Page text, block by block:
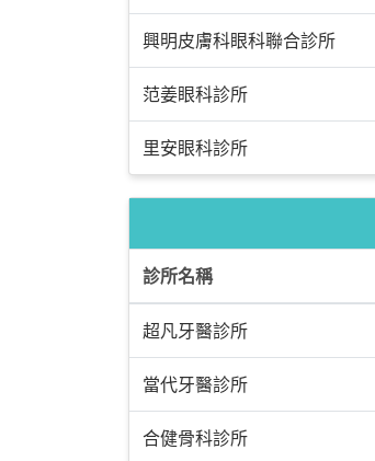
興明皮膚科眼科聯合診所
范姜眼科診所
里安眼科診所
診所名稱
超凡牙醫診所
當代牙醫診所
合健骨科診所